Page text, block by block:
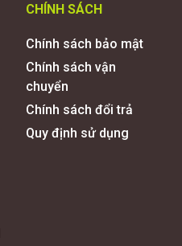
CHÍNH SÁCH
Chính sách bảo mật
Chính sách vận
chuyển
Chính sách đổi trả
Quy định sử dụng